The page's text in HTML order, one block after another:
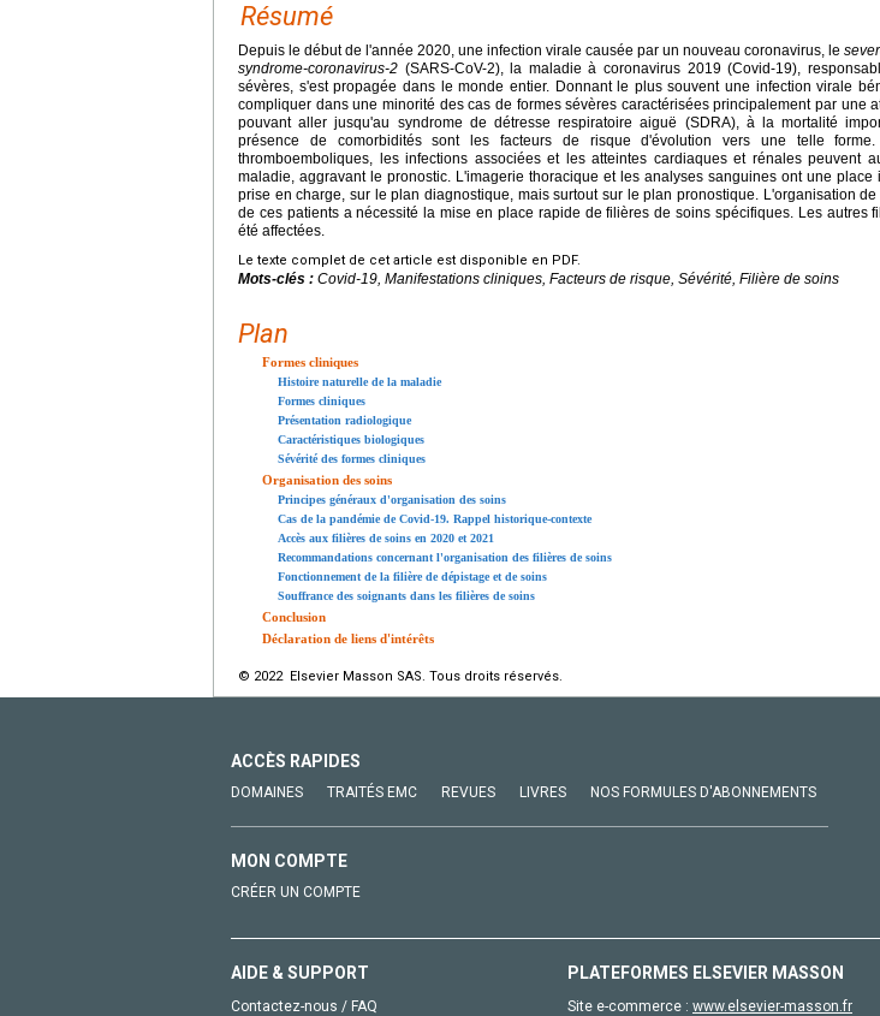
Résumé
Depuis le début de l'année 2020, une infection virale causée par un nouveau coronavirus, le
syndrome-coronavirus-2 (SARS-CoV-2), la maladie à coronavirus 2019 (Covid-19),
sévères, s'est propagée dans le monde entier. Donnant le plus souvent une infection virale
compliquer dans une minorité des cas de formes sévères caractérisées principalement par une
pouvant aller jusqu'au syndrome de détresse respiratoire aiguë (SDRA), à la mortalité
présence de comorbidités sont les facteurs de risque d'évolution vers une telle forme.
thromboemboliques, les infections associées et les atteintes cardiaques et rénales peuvent
maladie, aggravant le pronostic. L'imagerie thoracique et les analyses sanguines ont une place
prise en charge, sur le plan diagnostique, mais surtout sur le plan pronostique. L'organisation
de ces patients a nécessité la mise en place rapide de filières de soins spécifiques. Les autres
été affectées.
Le texte complet de cet article est disponible en PDF.
Mots-clés : Covid-19, Manifestations cliniques, Facteurs de risque, Sévérité, Filière de soins
Plan
Formes cliniques
Histoire naturelle de la maladie
Formes cliniques
Présentation radiologique
Caractéristiques biologiques
Sévérité des formes cliniques
Organisation des soins
Principes généraux d'organisation des soins
Cas de la pandémie de Covid-19. Rappel historique-contexte
Accès aux filières de soins en 2020 et 2021
Recommandations concernant l'organisation des filières de soins
Fonctionnement de la filière de dépistage et de soins
Souffrance des soignants dans les filières de soins
Conclusion
Déclaration de liens d'intérêts
© 2022 Elsevier Masson SAS. Tous droits réservés.
ACCÈS RAPIDES
DOMAINES TRAITÉS EMC REVUES LIVRES NOS FORMULES D'ABONNEMENTS
MON COMPTE
CRÉER UN COMPTE
AIDE & SUPPORT
Contactez-nous / FAQ
PLATEFORMES ELSEVIER MASSON
Site e-commerce : www.elsevier-masson.fr